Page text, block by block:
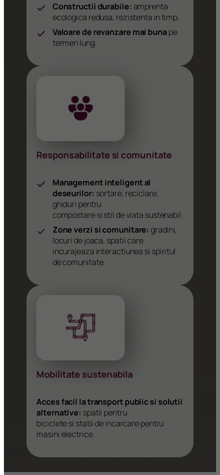
Constructii durabile: amprenta
ecologica redusa, rezistenta in timp.
Valoare de revanzare mai bunape
termen lung.
Responsabilitate si comunitate
Management inteligent al
deseurilor: sortare, reciclare,
ghiduri pentru
compostare si stil de viata sustenabil.
Zone verzi si comunitare: gradini,
locuri de joaca, spatii care
incurajeaza interactiunea si spiritul
de comunitate.
Mobilitate sustenabila
Acces facil la transport public si solutii
alternative: spatii pentru
biciclete si statii de incarcare pentru
masini electrice.